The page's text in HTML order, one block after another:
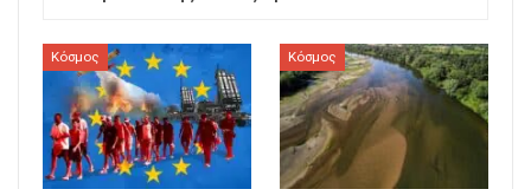
Κόσμος Κόσμος